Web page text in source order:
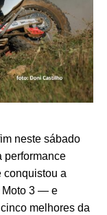
neste sábado
performance
conquistou a
Moto 3 — e
melhores da